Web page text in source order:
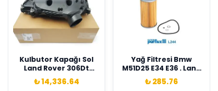
Kulbutor Kapağı Sol
Land Rover 306Dt
Discovery L319 L462
Range Rover L322 L405
₺ 14,336.64
Yağ Filtresi Bmw
M51D25 E34 E36 . Land
Rover Range Rover Iı
P38A . Opel Omega B
₺ 285.76